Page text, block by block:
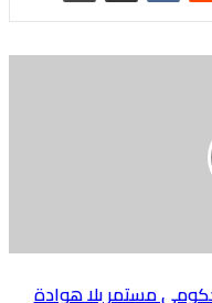
مستمر بلا هوادة